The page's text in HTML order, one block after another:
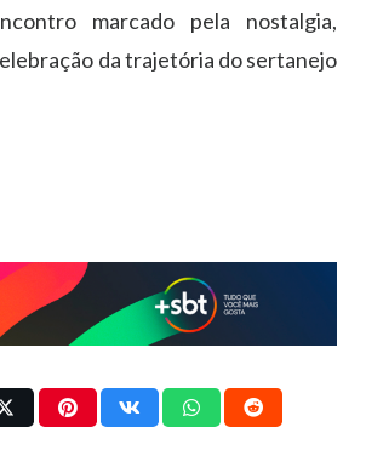
marcado pela nostalgia,
da trajetória do sertanejo